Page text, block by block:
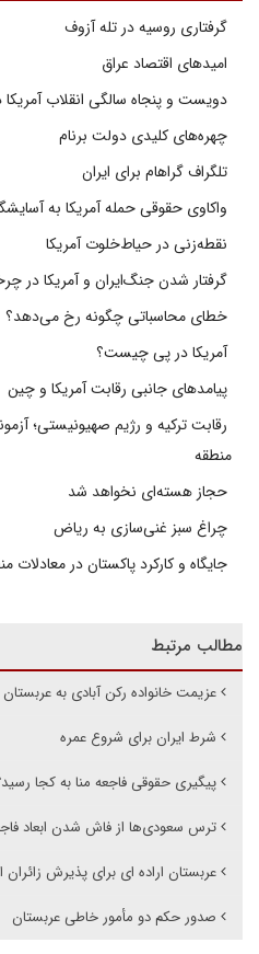
گرفتاری روسیه در تله آزوف
امیدهای اقتصاد عراق
دویست و پنجاه سالگی انقلاب آمریکا
چهره‌های کلیدی دولت برنام
تلگراف گراهام برای ایران
واکاوی حقوقی حمله آمریکا به
نقطه‌زنی در حیاط‌خلوت آمریکا
گرفتار شدن جنگ‌ایران و آمریکا
خطای محاسباتی چگونه رخ می‌دهد؟
آمریکا در پی چیست؟
پیامدهای جانبی رقابت آمریکا و چین
رقابت ترکیه و رژیم صهیونیستی؛
منطقه
حجاز هسته‌ای نخواهد شد
چراغ سبز غنی‌سازی به ریاض
جایگاه و کارکرد پاکستان در معادلات
مطالب مرتبط
عزیمت خانواده رکن آبادی به عربستان
شرط ایران برای شروع عمره
پیگیری حقوقی فاجعه منا به کجا
ترس سعودی‌ها از فاش شدن ابعاد
عربستان اراده ای برای پذیرش
صدور حکم دو مأمور خاطی عربستان